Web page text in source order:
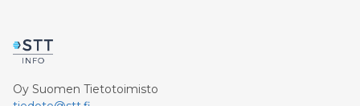
Oy Suomen Tietotoimisto